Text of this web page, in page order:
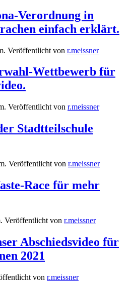
Verordnung in
einfach erklärt.
Veröffentlicht von r.meissner
Wettbewerb für
Veröffentlicht von r.meissner
Stadtteilschule
Veröffentlicht von r.meissner
Race für mehr
Veröffentlicht von r.meissner
Abschiedsvideo für
2021
von r.meissner